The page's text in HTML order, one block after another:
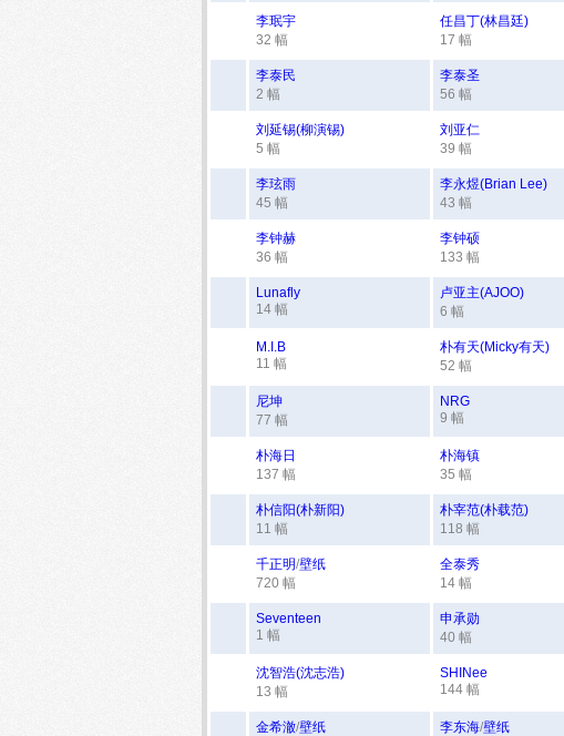
李珉宇
32 幅
任昌丁(林昌廷)
17 幅
李泰民
2 幅
李泰圣
56 幅
刘延锡(柳演锡)
5 幅
刘亚仁
39 幅
李玹雨
45 幅
李永煜(Brian Lee)
43 幅
李钟赫
36 幅
李钟硕
133 幅
Lunafly
14 幅
卢亚主(AJOO)
6 幅
M.I.B
11 幅
朴有天(Micky有天)
52 幅
尼坤
77 幅
NRG
9 幅
朴海日
137 幅
朴海镇
35 幅
朴信阳(朴新阳)
11 幅
朴宰范(朴载范)
118 幅
千正明/壁纸
720 幅
全泰秀
14 幅
Seventeen
1 幅
申承勋
40 幅
沈智浩(沈志浩)
13 幅
SHINee
144 幅
金希澈/壁纸
李东海/壁纸